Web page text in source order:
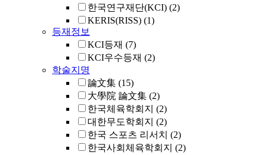
한국연구재단(KCI) (2)
KERIS(RISS) (1)
등재정보
KCI등재 (7)
KCI우수등재 (2)
학술지명
論文集 (15)
大學院 論文集 (2)
한국체육학회지 (2)
대한무도학회지 (2)
한국 스포츠 리서치 (2)
한국사회체육학회지 (2)